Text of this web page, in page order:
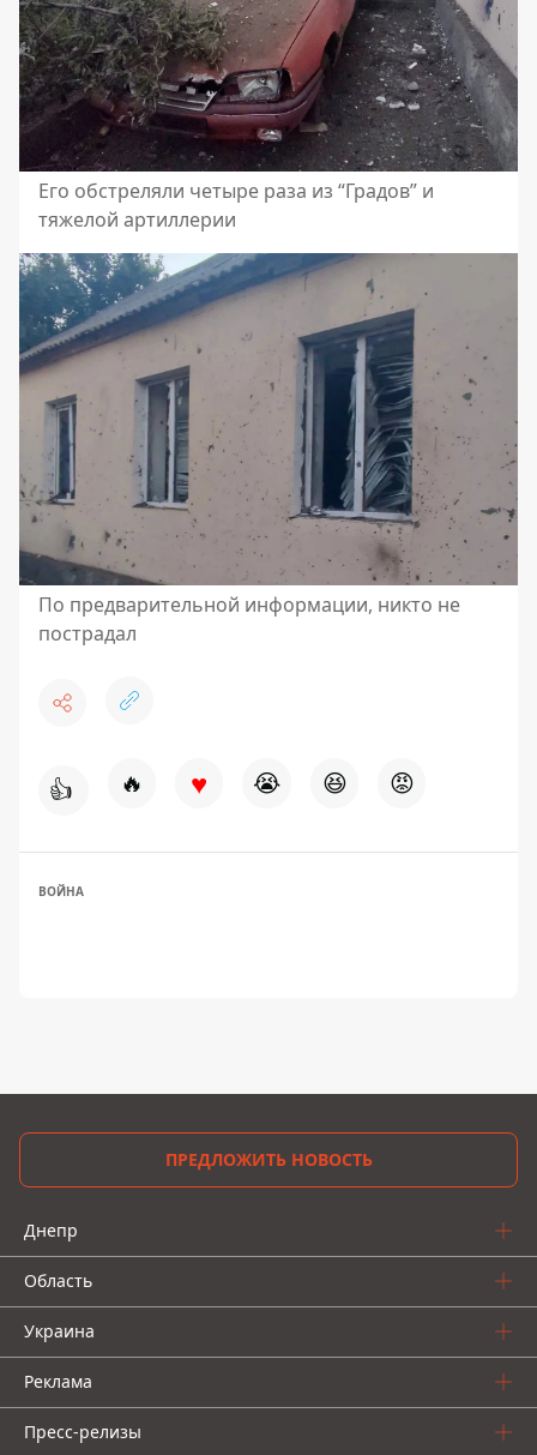
Его обстреляли четыре раза из “Градов” и
тяжелой артиллерии
По предварительной информации, никто не
пострадал
👍 🔥 ♥ 😭 😆 😡
ВОЙНА
ПРЕДЛОЖИТЬ НОВОСТЬ
Днепр
Область
Украина
Реклама
Пресс-релизы